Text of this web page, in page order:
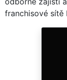
franchisové sítě